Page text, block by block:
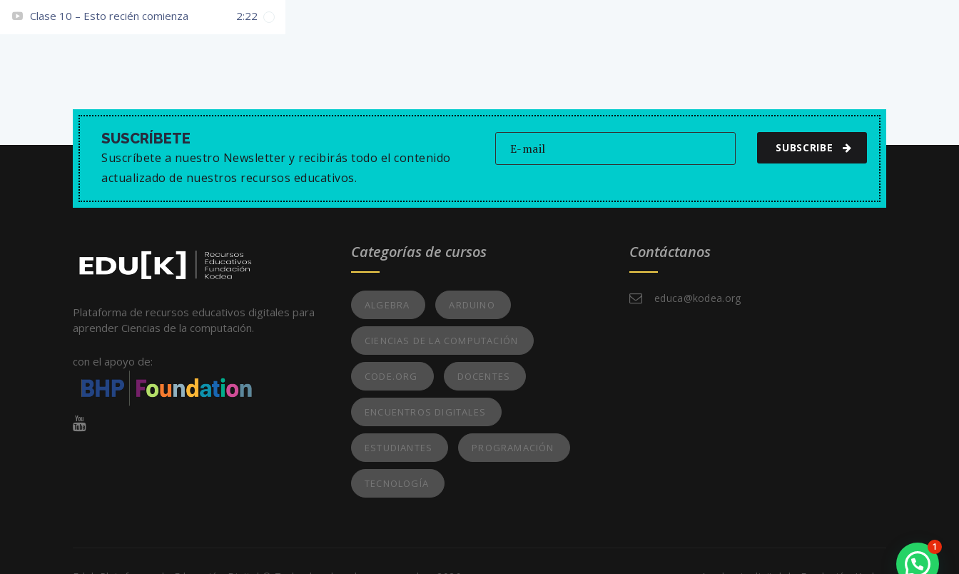
Clase 10 – Esto recién comienza 2:22
SUSCRÍBETE
Suscríbete a nuestro Newsletter y recibirás todo el contenido
actualizado de nuestros recursos educativos.
SUBSCRIBE
Plataforma de recursos educativos digitales para
aprender Ciencias de la computación.
con el apoyo de:
Categorías de cursos
ALGEBRA ARDUINO
CIENCIAS DE LA COMPUTACIÓN
CODE.ORG DOCENTES
ENCUENTROS DIGITALES
ESTUDIANTES PROGRAMACIÓN
TECNOLOGÍA
Contáctanos
educa@kodea.org
1